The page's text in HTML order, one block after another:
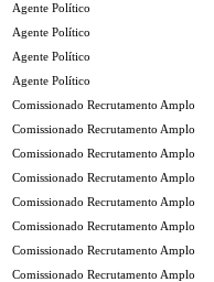
Agente Político
Agente Político
Agente Político
Agente Político
Comissionado Recrutamento Amplo
Comissionado Recrutamento Amplo
Comissionado Recrutamento Amplo
Comissionado Recrutamento Amplo
Comissionado Recrutamento Amplo
Comissionado Recrutamento Amplo
Comissionado Recrutamento Amplo
Comissionado Recrutamento Amplo